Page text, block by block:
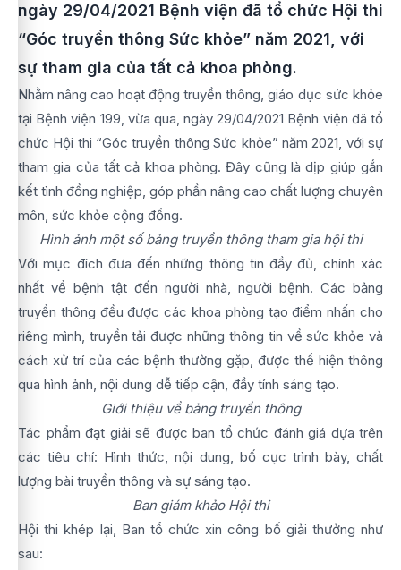
ngày 29/04/2021 Bệnh viện đã tổ chức Hội thi
“Góc truyền thông Sức khỏe” năm 2021, với
sự tham gia của tất cả khoa phòng.
Nhằm nâng cao hoạt động truyền thông, giáo dục sức khỏe
tại Bệnh viện 199, vừa qua, ngày 29/04/2021 Bệnh viện đã tổ
chức Hội thi “Góc truyền thông Sức khỏe” năm 2021, với sự
tham gia của tất cả khoa phòng. Đây cũng là dịp giúp gắn
kết tình đồng nghiệp, góp phần nâng cao chất lượng chuyên
môn, sức khỏe cộng đồng.
Hình ảnh một số bảng truyền thông tham gia hội thi
Với mục đích đưa đến những thông tin đầy đủ, chính xác
nhất về bệnh tật đến người nhà, người bệnh. Các bảng
truyền thông đều được các khoa phòng tạo điểm nhấn cho
riêng mình, truyền tải được những thông tin về sức khỏe và
cách xử trí của các bệnh thường gặp, được thể hiện thông
qua hình ảnh, nội dung dễ tiếp cận, đầy tính sáng tạo.
Giới thiệu về bảng truyền thông
Tác phẩm đạt giải sẽ được ban tổ chức đánh giá dựa trên
các tiêu chí: Hình thức, nội dung, bố cục trình bày, chất
lượng bài truyền thông và sự sáng tạo.
Ban giám khảo Hội thi
Hội thi khép lại, Ban tổ chức xin công bố giải thưởng như
sau: